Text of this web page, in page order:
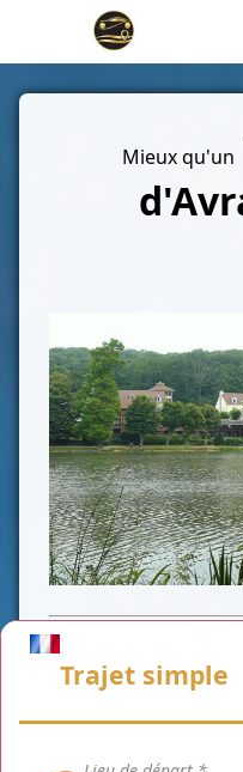
Mieux qu'un
CLASSE VIP